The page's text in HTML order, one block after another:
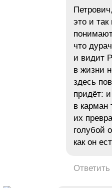
Петрович,
это и
что
и видит
в жизни
здесь
придёт:
в карман
их
голубой
как он
Ответить